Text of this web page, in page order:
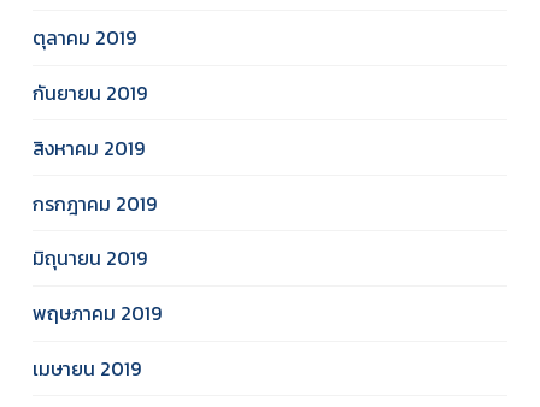
ตุลาคม 2019
กันยายน 2019
สิงหาคม 2019
กรกฎาคม 2019
มิถุนายน 2019
พฤษภาคม 2019
เมษายน 2019